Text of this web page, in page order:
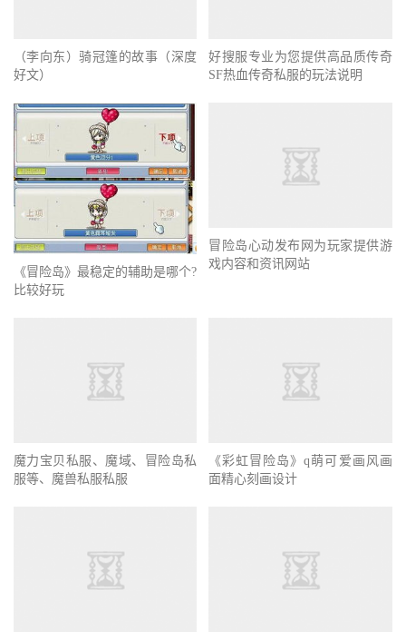
（李向东）骑冠篷的故事（深度
好文）
好搜服专业为您提供高品质传奇
SF热血传奇私服的玩法说明
《冒险岛》最稳定的辅助是哪个?
比较好玩
冒险岛心动发布网为玩家提供游
戏内容和资讯网站
魔力宝贝私服、魔域、冒险岛私
服等、魔兽私服私服
《彩虹冒险岛》q萌可爱画风画
面精心刻画设计